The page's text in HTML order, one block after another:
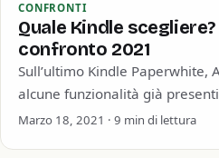
CONFRONTI
Quale Kindle
confronto 2021
Sull’ultimo Kindle Paperwhite,
alcune funzionalità già
anche il Paperwhite è
Marzo 18, 2021 · 9 min di lettura